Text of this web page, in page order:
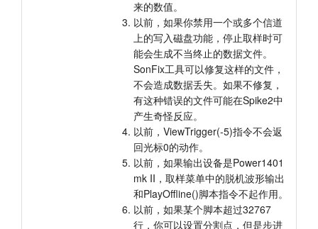
来的数值。
以前，如果你禁用一个或多个信道
上的写入磁盘功能，停止取样时可
能会生成不当终止的数据文件。
SonFix工具可以修复这样的文件，
不会造成数据丢失。如果不修复，
有这种错误的文件可能在Spike2中
产生奇怪反应。
以前，ViewTrigger(-5)指令不会返
回光标0的动作。
以前，如果输出设备是Power1401
mk II，取样菜单中的脱机波形输出
和PlayOffline()脚本指令不起作用。
以前，如果某个脚本超过32767
行，你可以设置分割点，但是步进